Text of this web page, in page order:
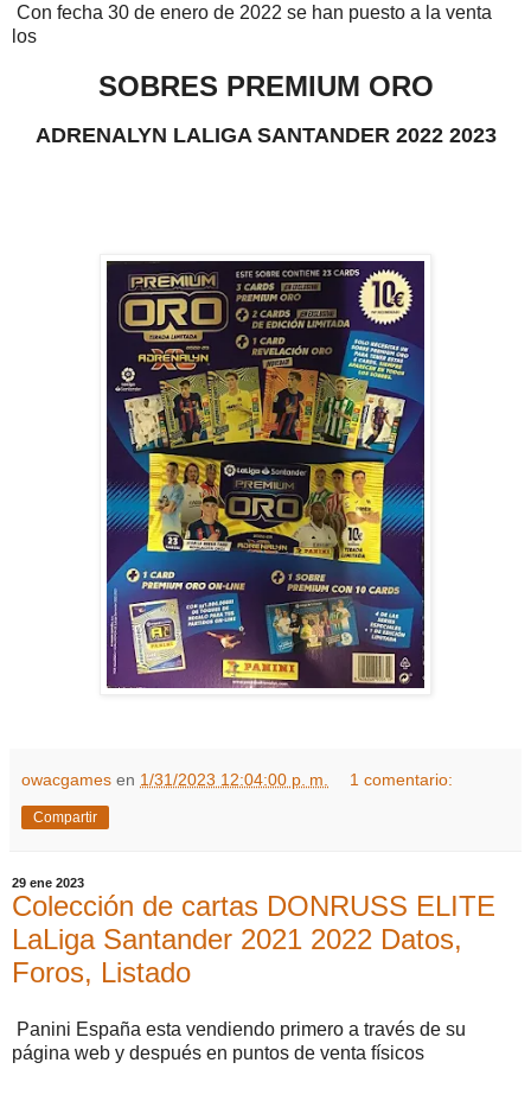
Con fecha 30 de enero de 2022 se han puesto a la venta
los
SOBRES PREMIUM ORO
ADRENALYN LALIGA SANTANDER 2022 2023
owacgames en 1/31/2023 12:04:00 p. m. 1 comentario:
Compartir
29 ene 2023
Colección de cartas DONRUSS ELITE
LaLiga Santander 2021 2022 Datos,
Foros, Listado
Panini España esta vendiendo primero a través de su
página web y después en puntos de venta físicos